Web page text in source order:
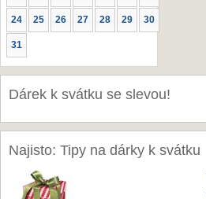
24 25 26 27 28 29 30
31
Dárek k svátku se slevou!
Najisto: Tipy na dárky k svátku